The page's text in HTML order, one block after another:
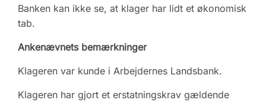
Banken kan ikke se, at klager har lidt et økonomisk
tab.
Ankenævnets bemærkninger
Klageren var kunde i Arbejdernes Landsbank.
Klageren har gjort et erstatningskrav gældende